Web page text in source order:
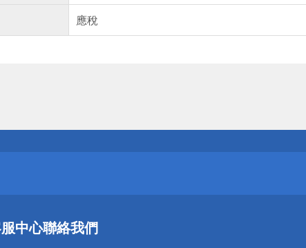
應稅
心！
心！
中心聯絡我們